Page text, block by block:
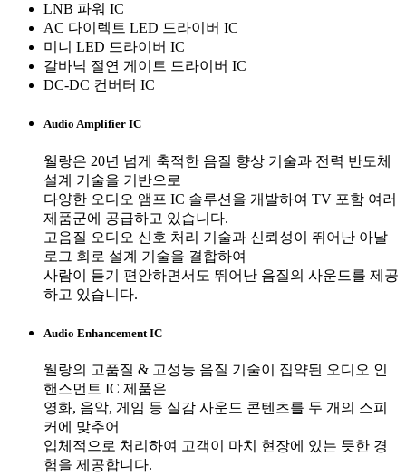
LNB 파워 IC
AC 다이렉트 LED 드라이버 IC
미니 LED 드라이버 IC
갈바닉 절연 게이트 드라이버 IC
DC-DC 컨버터 IC
Audio Amplifier IC
웰랑은 20년 넘게 축적한 음질 향상 기술과 전력 반도체
설계 기술을 기반으로
다양한 오디오 앰프 IC 솔루션을 개발하여 TV 포함 여러
제품군에 공급하고 있습니다.
고음질 오디오 신호 처리 기술과 신뢰성이 뛰어난 아날
로그 회로 설계 기술을 결합하여
사람이 듣기 편안하면서도 뛰어난 음질의 사운드를 제공
하고 있습니다.
Audio Enhancement IC
웰랑의 고품질 & 고성능 음질 기술이 집약된 오디오 인
핸스먼트 IC 제품은
영화, 음악, 게임 등 실감 사운드 콘텐츠를 두 개의 스피
커에 맞추어
입체적으로 처리하여 고객이 마치 현장에 있는 듯한 경
험을 제공합니다.